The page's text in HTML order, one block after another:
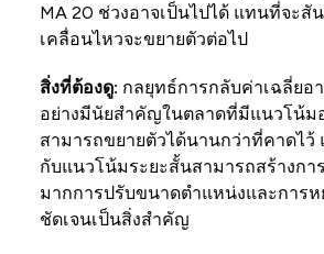
MA 20 ช่วงอาจเป็นไปได้ แทนที่จะสั
เคลื่อนไหวจะขยายตัวต่อไป
สิ่งที่ต้องดู: กลยุทธ์การกลับค่าเฉลี่ยอ
อย่างมีนัยสำคัญในตลาดที่มีแนวโน้ม
สามารถขยายตัวได้นานกว่าที่คาดไว้
กับแนวโน้มระยะสั้นสามารถสร้างก
มากการปรับขนาดตำแหน่งและการ
ชัดเจนเป็นสิ่งสำคัญ